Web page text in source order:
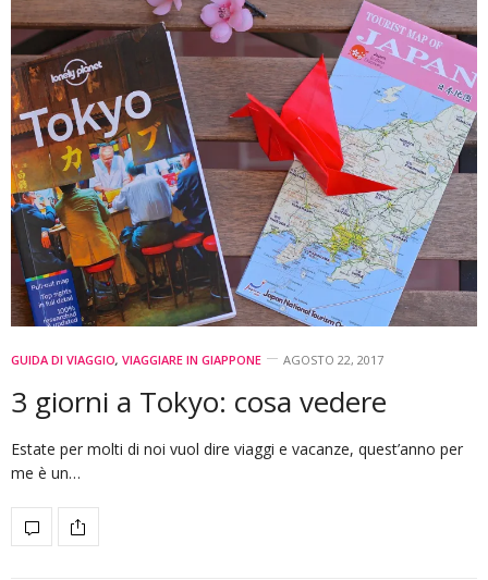
GUIDA DI VIAGGIO, VIAGGIARE IN GIAPPONE AGOSTO 22, 2017
3 giorni a Tokyo: cosa vedere
Estate per molti di noi vuol dire viaggi e vacanze, quest’anno per
me è un…